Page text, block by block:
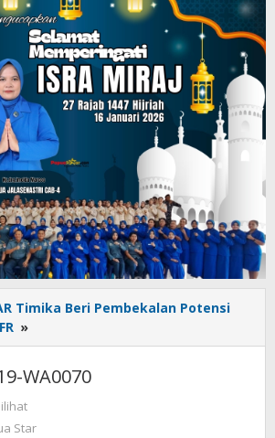
Timika Beri Pembekalan Potensi
»
20240619-
WA0070
Star